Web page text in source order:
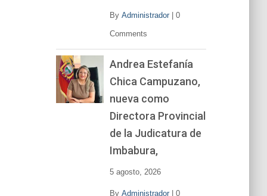
By Administrador| 0
Comments
Andrea Estefanía
Chica Campuzano,
nueva como
Directora Provincial
de la Judicatura de
Imbabura,
5 agosto, 2026
By Administrador| 0